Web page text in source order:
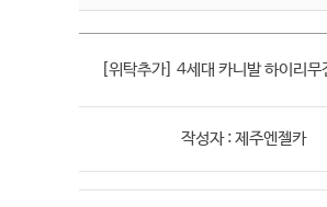
[위탁추가] 4세대 카니발 하이리
작성자 : 제주엔젤카